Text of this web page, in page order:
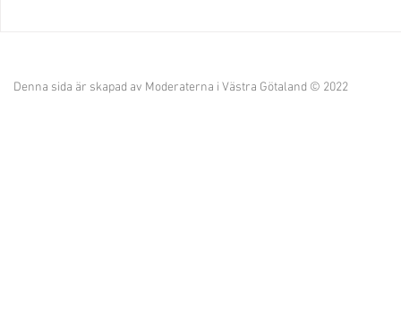
Denna sida är skapad av Moderaterna i Västra Götaland © 2022